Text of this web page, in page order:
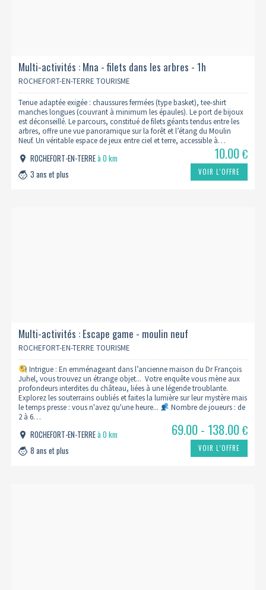
Multi-activités : Mna - filets dans les arbres - 1h
ROCHEFORT-EN-TERRE TOURISME
Tenue adaptée exigée : chaussures fermées (type basket), tee-shirt
manches longues (couvrant à minimum les épaules). Le port de bijoux
est déconseillé. Le parcours, constitué de filets géants tendus entre les
arbres, offre une vue panoramique sur la forêt et l’étang du Moulin
Neuf. Un véritable espace de jeux entre ciel et terre, accessible à…
ROCHEFORT-EN-TERREà 0 km
3 ans et plus
10.00€
VOIR L’OFFRE
Multi-activités : Escape game - moulin neuf
ROCHEFORT-EN-TERRE TOURISME
Intrigue : En emménageant dans l’ancienne maison du Dr François
Juhel, vous trouvez un étrange objet... Votre enquête vous mène aux
profondeurs interdites du château, liées à une légende troublante.
Explorez les souterrains oubliés et faites la lumière sur leur mystère mais
le temps presse : vous n'avez qu'une heure...
Nombre de joueurs : de
2 à 6…
ROCHEFORT-EN-TERREà 0 km
8 ans et plus
69.00 - 138.00€
VOIR L’OFFRE